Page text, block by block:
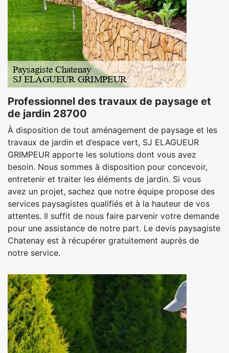
Professionnel des travaux de paysage et
de jardin 28700
À disposition de tout aménagement de paysage et les
travaux de jardin et d’espace vert, SJ ELAGUEUR
GRIMPEUR apporte les solutions dont vous avez
besoin. Nous sommes à disposition pour concevoir,
entretenir et traiter les éléments de jardin. Si vous
avez un projet, sachez que notre équipe propose des
services paysagistes qualifiés et à la hauteur de vos
attentes. Il suffit de nous faire parvenir votre demande
pour une assistance de notre part. Le devis paysagiste
Chatenay est à récupérer gratuitement auprès de
notre service.